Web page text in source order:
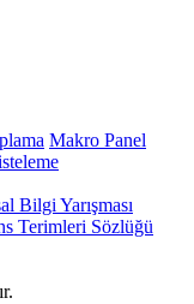
Makro Panel
Bilgi Yarışması
Terimleri Sözlüğü